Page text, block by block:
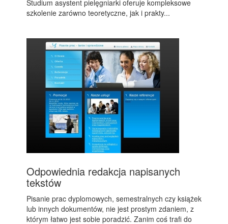
Studium asystent pielęgniarki oferuje kompleksowe
szkolenie zarówno teoretyczne, jak i prakty...
Odpowiednia redakcja napisanych
tekstów
Pisanie prac dyplomowych, semestralnych czy książek
lub innych dokumentów, nie jest prostym zdaniem, z
którym łatwo jest sobie poradzić. Zanim coś trafi do